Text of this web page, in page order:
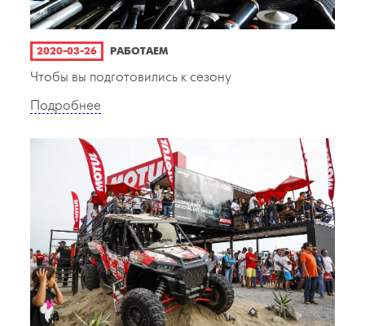
2020-03-26 РАБОТАЕМ
Чтобы вы подготовились к сезону
Подробнее